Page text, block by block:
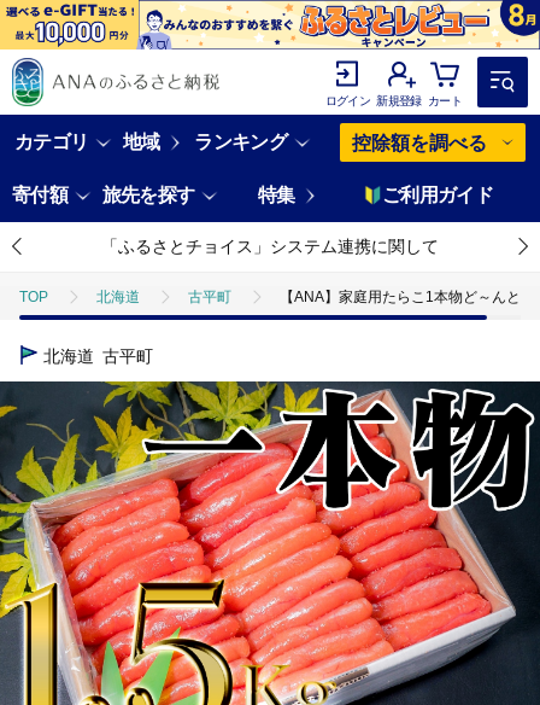
ログイン 新規登録 カート
カテゴリ 地域 ランキング 控除額を調べる
寄付額 旅先を探す 特集 ご利用ガイド
「ふるさとチョイス」システム連携に関して
TOP 北海道 古平町 【ANA】家庭用たらこ1本物ど～んと
北海道 古平町